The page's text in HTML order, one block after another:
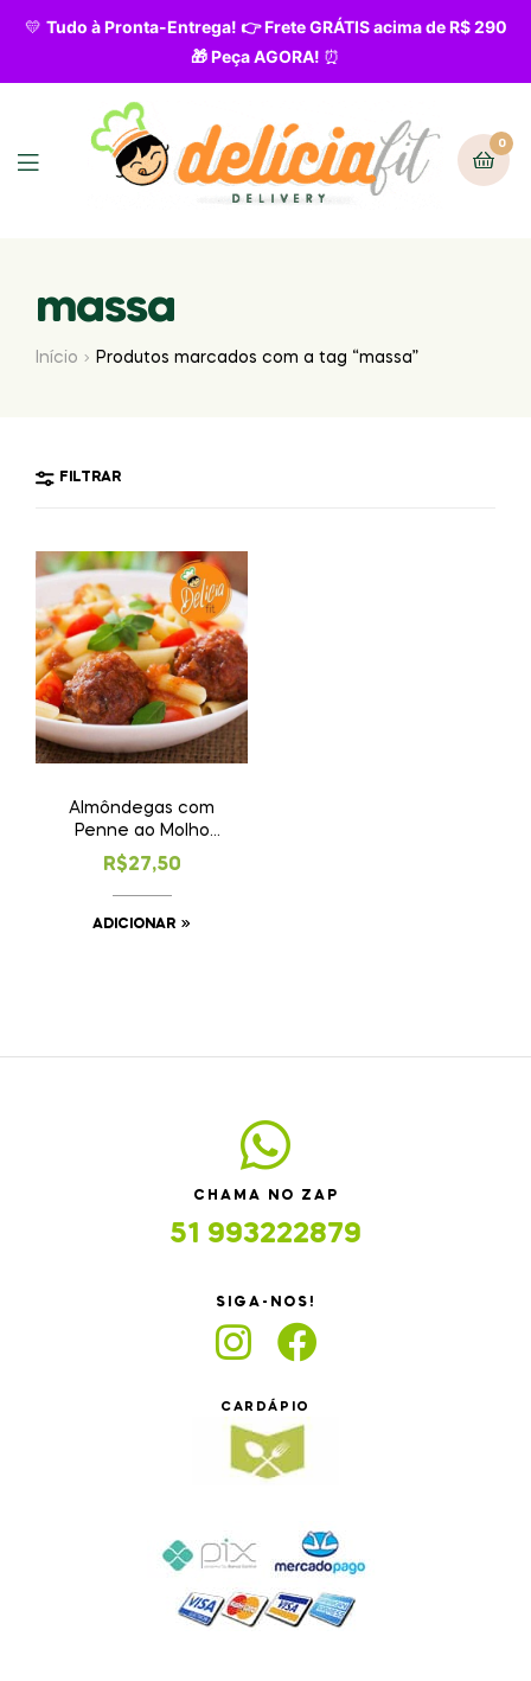
💛 Tudo à Pronta-Entrega! 👉 Frete GRÁTIS acima de R$ 290
🎁 Peça AGORA! ⏰
0
massa
Início Produtos marcados com a tag “massa”
FILTRAR
Almôndegas com
Penne ao Molho
Sugo
R$27,50
ADICIONAR
CHAMA NO ZAP
51 993222879
SIGA-NOS!
CARDÁPIO